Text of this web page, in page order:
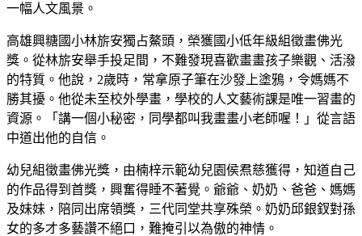
一幅人文風景。
高雄興糖國小林旂安獨占鰲頭，榮獲國小低年級組徵畫佛光
獎。從林旂安舉手投足間，不難發現喜歡畫畫孩子樂觀、活潑
的特質。他說，2歲時，常拿原子筆在沙發上塗鴉，令媽媽不
勝其擾。他從未至校外學畫，學校的人文藝術課是唯一習畫的
資源。「講一個小秘密，同學都叫我畫畫小老師喔！」從言語
中道出他的自信。
幼兒組徵畫佛光獎，由楠梓示範幼兒園侯焄慈獲得，知道自己
的作品得到首獎，興奮得睡不著覺。爺爺、奶奶、爸爸、媽媽
及妹妹，陪同出席領獎，三代同堂共享殊榮。奶奶邱銀釵對孫
女的多才多藝讚不絕口，難掩引以為傲的神情。